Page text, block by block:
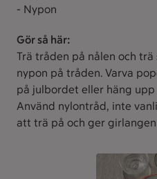
- Nypon
Gör så här:
Trä tråden på nålen och
nypon på tråden. Varva
på julbordet eller häng upp
Använd nylontråd, inte
att trä på och ger